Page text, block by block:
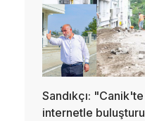
Sandıkçı:
internetle